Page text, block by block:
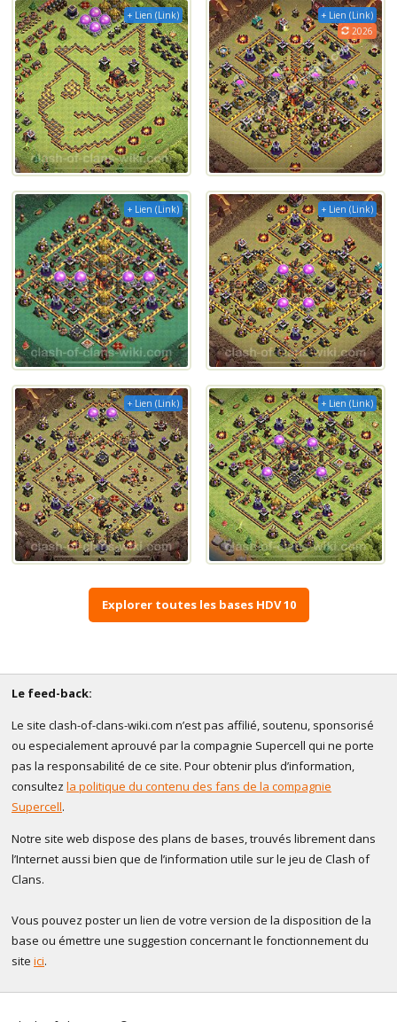
+ Lien (Link)
+ Lien (Link)
2026
+ Lien (Link) + Lien (Link)
+ Lien (Link) + Lien (Link)
Explorer toutes les bases HDV 10
Le feed-back:
Le site clash-of-clans-wiki.com n’est pas affilié, soutenu, sponsorisé
ou especialement aprouvé par la compagnie Supercell qui ne porte
pas la responsabilité de ce site. Pour obtenir plus d’information,
consultez la politique du contenu des fans de la compagnie
Supercell.
Notre site web dispose des plans de bases, trouvés librement dans
l’Internet aussi bien que de l’information utile sur le jeu de Clash of
Clans.
Vous pouvez poster un lien de votre version de la disposition de la
base ou émettre une suggestion concernant le fonctionnement du
site ici.